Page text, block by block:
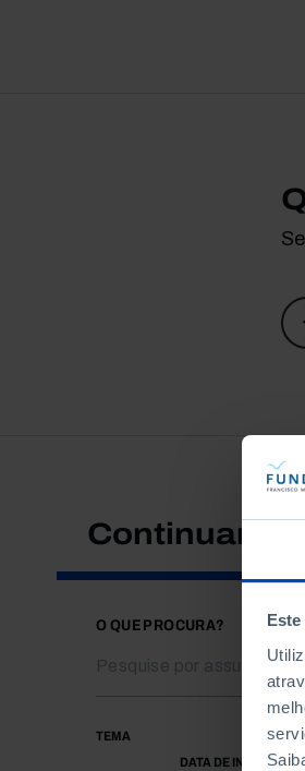
Continuar a
O QUE PROCURA?
TEMA
DATA DE INÍCIO